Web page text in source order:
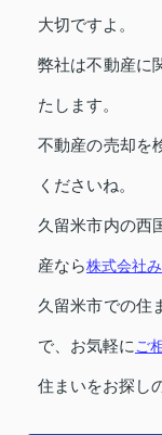
大切ですよ。
弊社は不動産に
たします。
不動産の売却を
くださいね。
久留米市内の西
産なら株式会社
久留米市での住
で、お気軽に ご
住まいをお探し